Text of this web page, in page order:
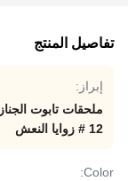
تفاصيل المنتج
إبراز:
ملحقات تابوت
12 # زوايا النعش
Color: